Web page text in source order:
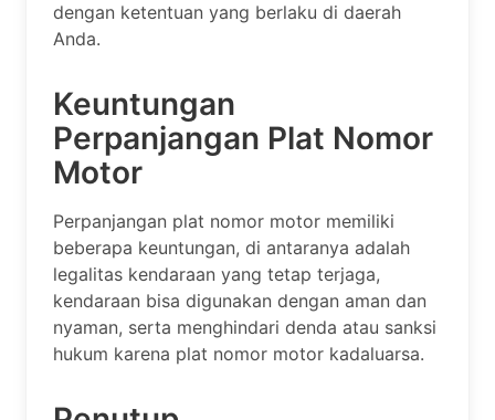
dengan ketentuan yang berlaku di daerah
Anda.
Keuntungan
Perpanjangan Plat Nomor
Motor
Perpanjangan plat nomor motor memiliki
beberapa keuntungan, di antaranya adalah
legalitas kendaraan yang tetap terjaga,
kendaraan bisa digunakan dengan aman dan
nyaman, serta menghindari denda atau sanksi
hukum karena plat nomor motor kadaluarsa.